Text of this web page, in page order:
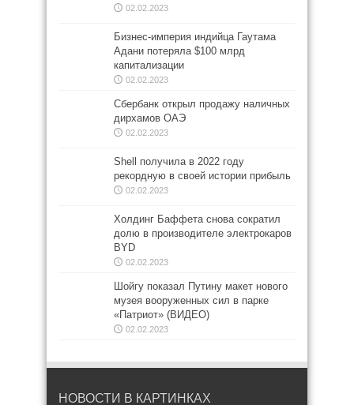
02.02.2023
Бизнес-империя индийца Гаутама
Адани потеряла $100 млрд
капитализации
02.02.2023
Сбербанк открыл продажу наличных
дирхамов ОАЭ
02.02.2023
Shell получила в 2022 году
рекордную в своей истории прибыль
02.02.2023
Холдинг Баффета снова сократил
долю в производителе электрокаров
BYD
02.02.2023
Шойгу показал Путину макет нового
музея вооруженных сил в парке
«Патриот» (ВИДЕО)
02.02.2023
НОВОСТИ В КАРТИНКАХ